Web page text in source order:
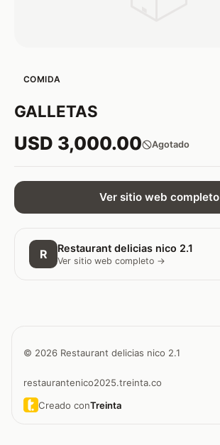
COMIDA
GALLETAS
USD 3,000.00 Agotado
Ver sitio web completo
R Restaurant delicias nico 2.1
Ver sitio web completo →
© 2026 Restaurant delicias nico 2.1
restaurantenico2025.treinta.co
Creado conTreinta